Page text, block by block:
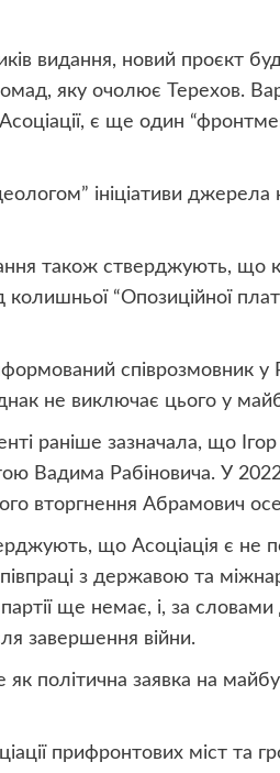
видання, новий проєкт
яку очолює Терехов.
є ще один
ініціативи
також стверджують,
колишньої “Опозиційної
співрозмовник у
не виключає цього у
раніше зазначала, що
Вадима Рабіновича. У
вторгнення Абрамович
що Асоціація є
з державою та
ще немає, і, за
завершення війни.
як політична заявка на
прифронтових міст та